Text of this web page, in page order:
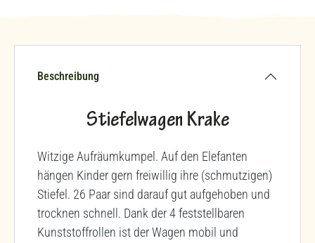
Beschreibung
Stiefelwagen Krake
Witzige Aufräumkumpel. Auf den Elefanten
hängen Kinder gern freiwillig ihre (schmutzigen)
Stiefel. 26 Paar sind darauf gut aufgehoben und
trocknen schnell. Dank der 4 feststellbaren
Kunststoffrollen ist der Wagen mobil und